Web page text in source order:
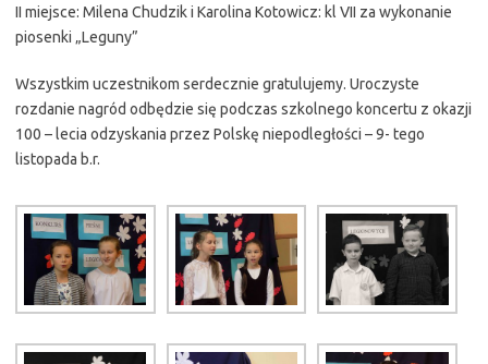
II miejsce: Milena Chudzik i Karolina Kotowicz: kl VII za wykonanie
piosenki „Leguny”
Wszystkim uczestnikom serdecznie gratulujemy. Uroczyste
rozdanie nagród odbędzie się podczas szkolnego koncertu z okazji
100 – lecia odzyskania przez Polskę niepodległości – 9- tego
listopada b.r.